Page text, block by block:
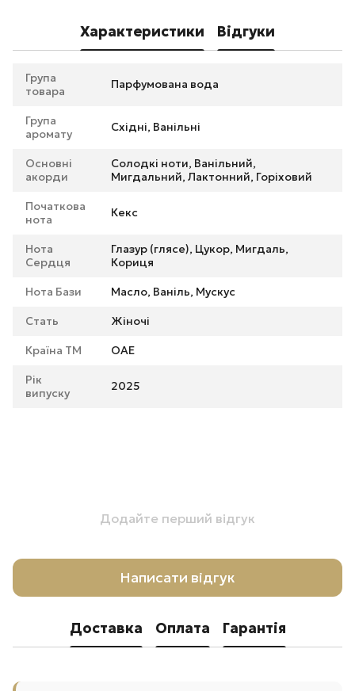
Характеристики Відгуки
Група
товара
Парфумована вода
Група
аромату
Східні, Ванільні
Основні
акорди
Солодкі ноти, Ванільний,
Мигдальний, Лактонний, Горіховий
Початкова
нота
Кекс
Нота
Сердця
Глазур (глясе), Цукор, Мигдаль,
Кориця
Нота Бази Масло, Ваніль, Мускус
Стать Жіночі
Країна ТМ ОАЕ
Рік
випуску
2025
Додайте перший відгук
Написати відгук
Доставка Оплата Гарантія